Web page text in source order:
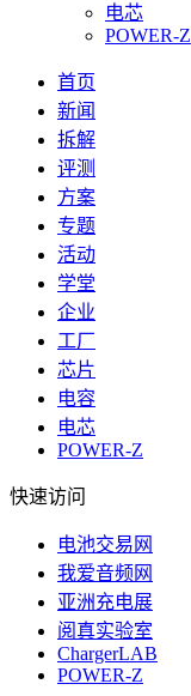
电芯
POWER-Z
首页
新闻
拆解
评测
方案
专题
活动
学堂
企业
工厂
芯片
电容
电芯
POWER-Z
快速访问
电池交易网
我爱音频网
亚洲充电展
阅真实验室
ChargerLAB
POWER-Z